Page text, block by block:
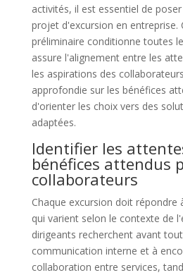
activités, il est essentiel de
projet d'excursion en entreprise.
préliminaire conditionne toutes
assure l'alignement entre les
les aspirations des
approfondie sur les bénéfices
d'orienter les choix vers des
adaptées.
Identifier les
bénéfices attendus
collaborateurs
Chaque excursion doit répondre
qui varient selon le contexte de
dirigeants recherchent avant
communication interne et à
collaboration entre services,